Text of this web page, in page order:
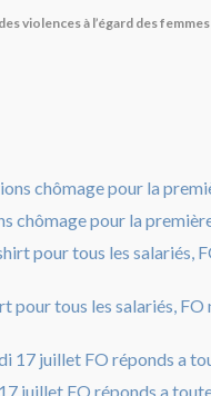
violences à l’égard des femmes
chômage pour la
pour tous les salariés, FO
juillet FO réponds a